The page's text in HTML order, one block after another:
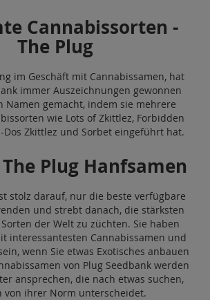
Cannabissorten -
The Plug
im Geschäft mit Cannabissamen, hat
immer Auszeichnungen gewonnen
Namen gemacht, indem sie mehrere
wie Lots of Zkittlez, Forbidden
Dos Zkittlez und Sorbet eingeführt hat.
Plug Hanfsamen
stolz darauf, nur die beste verfügbare
und strebt danach, die stärksten
der Welt zu züchten. Sie haben
interessantesten Cannabissamen und
wenn Sie etwas Exotisches anbauen
von Plug Seedbank werden
ansprechen, die nach etwas suchen,
von ihrer Norm unterscheidet.